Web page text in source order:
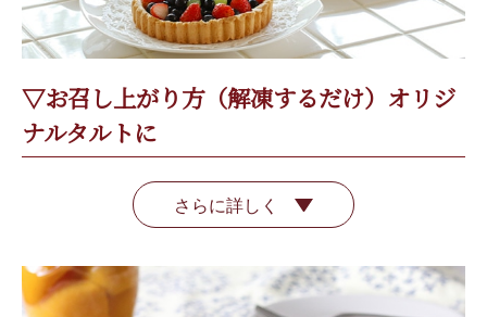
▽お召し上がり方（解凍するだけ）オリジ
ナルタルトに
さらに詳しく